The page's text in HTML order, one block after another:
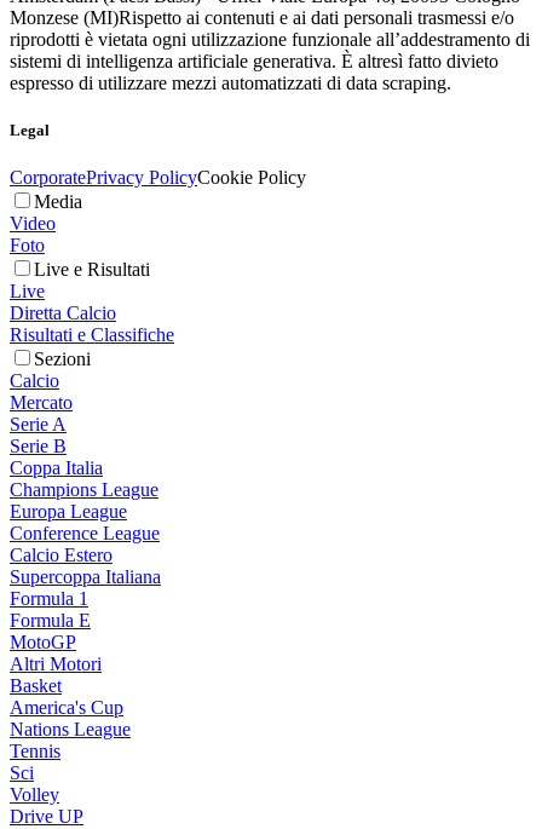
Monzese (MI)Rispetto ai contenuti e ai dati personali trasmessi e/o
riprodotti è vietata ogni utilizzazione funzionale all’addestramento di
sistemi di intelligenza artificiale generativa. È altresì fatto divieto
espresso di utilizzare mezzi automatizzati di data scraping.
Legal
CorporatePrivacy PolicyCookie Policy
Media
Video
Foto
Live e Risultati
Live
Diretta Calcio
Risultati e Classifiche
Sezioni
Calcio
Mercato
Serie A
Serie B
Coppa Italia
Champions League
Europa League
Conference League
Calcio Estero
Supercoppa Italiana
Formula 1
Formula E
MotoGP
Altri Motori
Basket
America's Cup
Nations League
Tennis
Sci
Volley
Drive UP